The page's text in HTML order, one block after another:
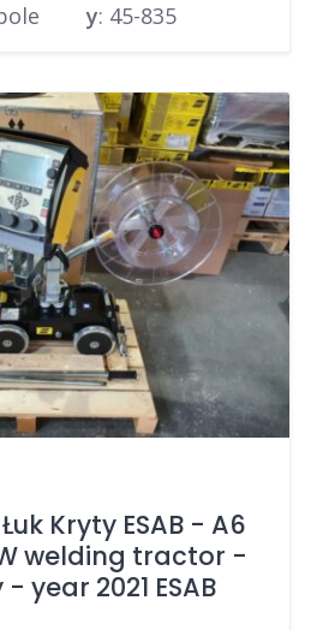
y: 45-835
Kryty ESAB - A6
welding tractor -
year 2021 ESAB